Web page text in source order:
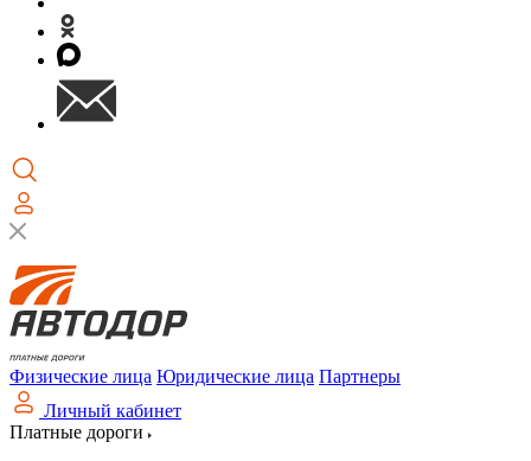
Физические лица Юридические лица Партнеры
Личный кабинет
Платные дороги